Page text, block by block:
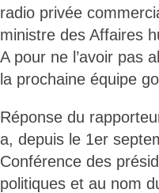
radio privée
ministre des Affaires
A pour ne l’avoir pas
la prochaine équipe
Réponse du
a, depuis le 1er
Conférence des
politiques et au nom